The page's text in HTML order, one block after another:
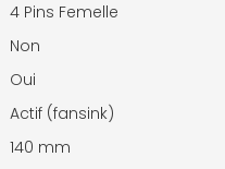
4 Pins Femelle
Non
Oui
Actif (fansink)
140 mm